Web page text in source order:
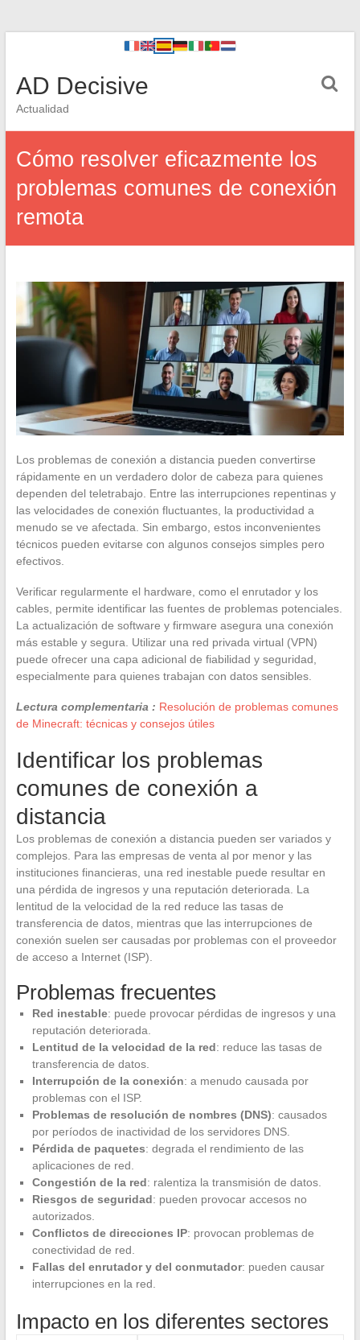
AD Decisive
Actualidad
Cómo resolver eficazmente los
problemas comunes de conexión
remota
Los problemas de conexión a distancia pueden convertirse
rápidamente en un verdadero dolor de cabeza para quienes
dependen del teletrabajo. Entre las interrupciones repentinas y
las velocidades de conexión fluctuantes, la productividad a
menudo se ve afectada. Sin embargo, estos inconvenientes
técnicos pueden evitarse con algunos consejos simples pero
efectivos.
Verificar regularmente el hardware, como el enrutador y los
cables, permite identificar las fuentes de problemas potenciales.
La actualización de software y firmware asegura una conexión
más estable y segura. Utilizar una red privada virtual (VPN)
puede ofrecer una capa adicional de fiabilidad y seguridad,
especialmente para quienes trabajan con datos sensibles.
Lectura complementaria : Resolución de problemas comunes
de Minecraft: técnicas y consejos útiles
Identificar los problemas
comunes de conexión a
distancia
Los problemas de conexión a distancia pueden ser variados y
complejos. Para las empresas de venta al por menor y las
instituciones financieras, una red inestable puede resultar en
una pérdida de ingresos y una reputación deteriorada. La
lentitud de la velocidad de la red reduce las tasas de
transferencia de datos, mientras que las interrupciones de
conexión suelen ser causadas por problemas con el proveedor
de acceso a Internet (ISP).
Problemas frecuentes
Red inestable: puede provocar pérdidas de ingresos y una
reputación deteriorada.
Lentitud de la velocidad de la red: reduce las tasas de
transferencia de datos.
Interrupción de la conexión: a menudo causada por
problemas con el ISP.
Problemas de resolución de nombres (DNS): causados
por períodos de inactividad de los servidores DNS.
Pérdida de paquetes: degrada el rendimiento de las
aplicaciones de red.
Congestión de la red: ralentiza la transmisión de datos.
Riesgos de seguridad: pueden provocar accesos no
autorizados.
Conflictos de direcciones IP: provocan problemas de
conectividad de red.
Fallas del enrutador y del conmutador: pueden causar
interrupciones en la red.
Impacto en los diferentes sectores